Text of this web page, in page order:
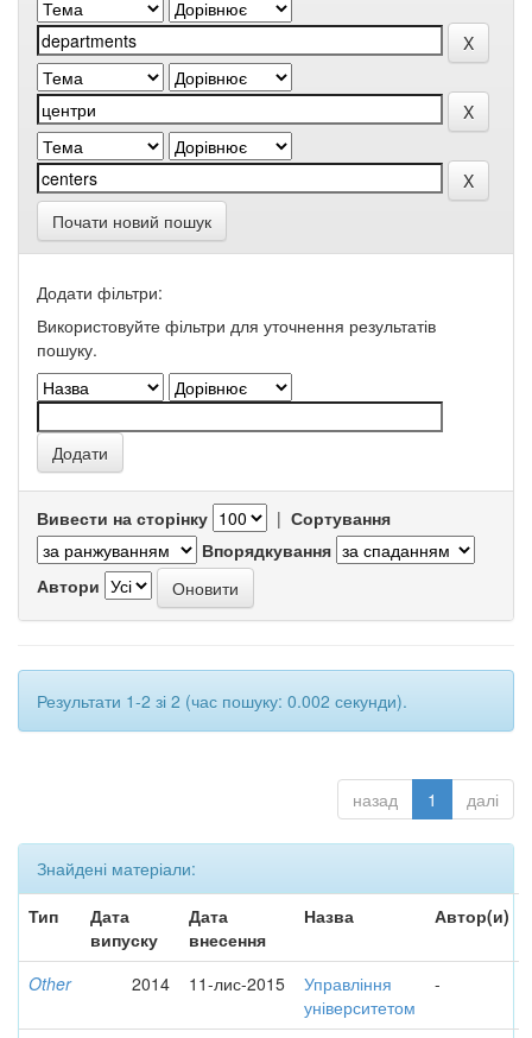
Почати новий пошук
Додати фільтри:
Використовуйте фільтри для уточнення результатів
пошуку.
Вивести на сторінку | Сортування
Впорядкування
Автори
Результати 1-2 зі 2 (час пошуку: 0.002 секунди).
назад 1 далі
Знайдені матеріали:
Тип
Дата
випуску
Дата
внесення
Назва Автор(и)
Other 2014 11-лис-2015
Управління
університетом
-